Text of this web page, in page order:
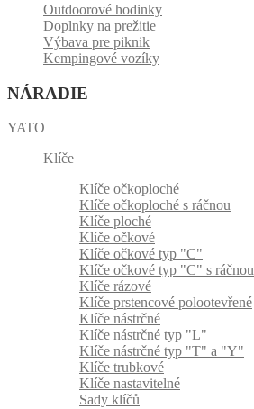
Outdoorové hodinky
Doplnky na prežitie
Výbava pre piknik
Kempingové vozíky
NÁRADIE
YATO
Klíče
Klíče očkoploché
Klíče očkoploché s ráčnou
Klíče ploché
Klíče očkové
Klíče očkové typ "C"
Klíče očkové typ "C" s ráčnou
Klíče rázové
Klíče prstencové polootevřené
Klíče nástrčné
Klíče nástrčné typ "L"
Klíče nástrčné typ "T" a "Y"
Klíče trubkové
Klíče nastavitelné
Sady klíčů